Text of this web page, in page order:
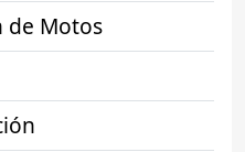
de Motos